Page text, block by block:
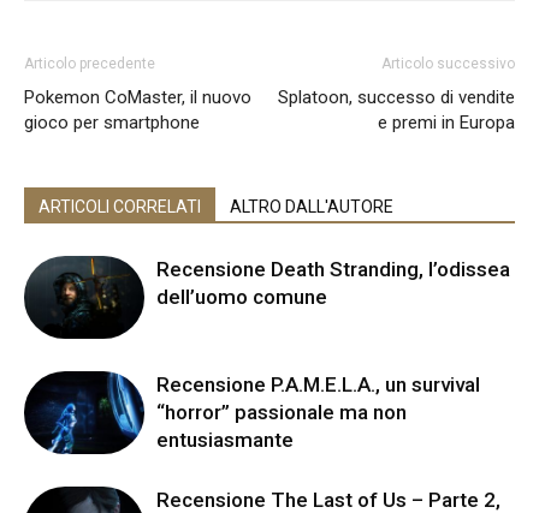
Articolo precedente
Pokemon CoMaster, il nuovo
gioco per smartphone
Articolo successivo
Splatoon, successo di vendite
e premi in Europa
ARTICOLI CORRELATI ALTRO DALL'AUTORE
Recensione Death Stranding, l’odissea
dell’uomo comune
Recensione P.A.M.E.L.A., un survival
“horror” passionale ma non
entusiasmante
Recensione The Last of Us – Parte 2,